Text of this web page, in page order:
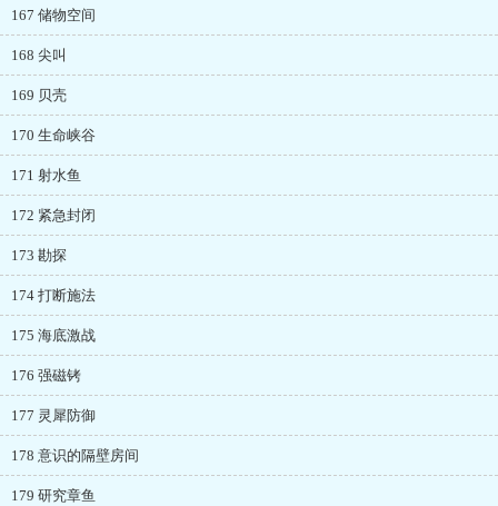
167 储物空间
168 尖叫
169 贝壳
170 生命峡谷
171 射水鱼
172 紧急封闭
173 勘探
174 打断施法
175 海底激战
176 强磁铐
177 灵犀防御
178 意识的隔壁房间
179 研究章鱼